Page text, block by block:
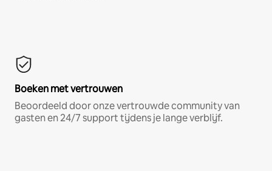
Boeken met vertrouwen
Beoordeeld door onze vertrouwde community van
gasten en 24/7 support tijdens je lange verblijf.